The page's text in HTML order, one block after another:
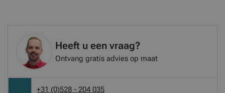
Heeft u een vraag?
Ontvang gratis advies op maat
+31 (0)528 - 204 035